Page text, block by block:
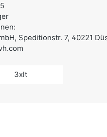
Speditionstr. 7, 40221
3xlt